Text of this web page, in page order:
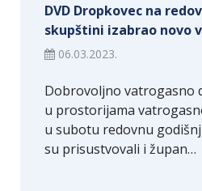
DVD Dropkovec na
skupštini izabrao novo
06.03.2023.
Dobrovoljno vatrogasno
u prostorijama
u subotu redovnu
su prisustvovali i župan…